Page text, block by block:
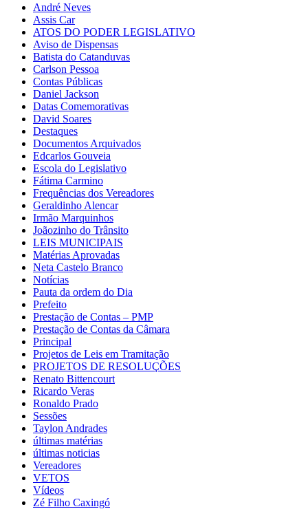
André Neves
Assis Car
ATOS DO PODER LEGISLATIVO
Aviso de Dispensas
Batista do Catanduvas
Carlson Pessoa
Contas Públicas
Daniel Jackson
Datas Comemorativas
David Soares
Destaques
Documentos Arquivados
Edcarlos Gouveia
Escola do Legislativo
Fátima Carmino
Frequências dos Vereadores
Geraldinho Alencar
Irmão Marquinhos
Joãozinho do Trânsito
LEIS MUNICIPAIS
Matérias Aprovadas
Neta Castelo Branco
Notícias
Pauta da ordem do Dia
Prefeito
Prestação de Contas – PMP
Prestação de Contas da Câmara
Principal
Projetos de Leis em Tramitação
PROJETOS DE RESOLUÇÕES
Renato Bittencourt
Ricardo Veras
Ronaldo Prado
Sessões
Taylon Andrades
últimas matérias
últimas noticias
Vereadores
VETOS
Vídeos
Zé Filho Caxingó